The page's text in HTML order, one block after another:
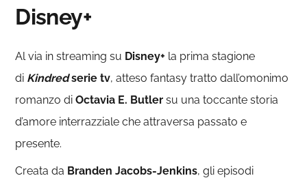
Disney+
Al via in streaming su Disney+ la prima stagione
di Kindredserie tv, atteso fantasy tratto dall’omonimo
romanzo diOctavia E. Butler su una toccante storia
d’amore interrazziale che attraversa passato e
presente.
Creata da Branden Jacobs-Jenkins, gli episodi